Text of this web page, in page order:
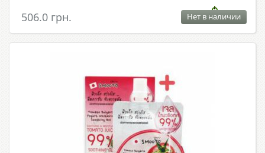
506.0 грн. Нет в наличии